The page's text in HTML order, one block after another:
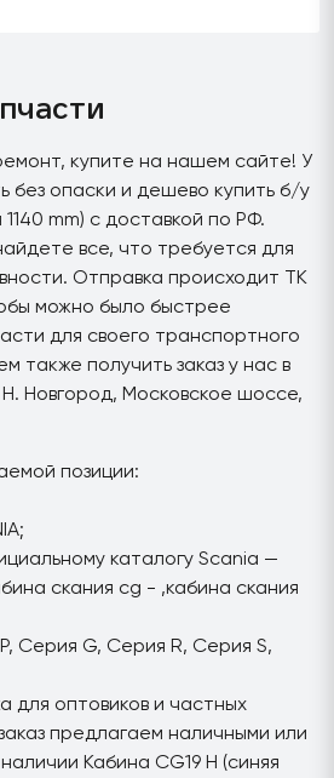
купите на нашем сайте! У
без опаски и дешево купить б/у
1140 mm) с доставкой по РФ.
все, что требуется для
Отправка происходит ТК
можно было быстрее
для своего транспортного
также получить заказ у нас в
Новгород, Московское шоссе,
позиции:
каталогу Scania —
скания cg - ,кабина скания
Серия G, Серия R, Серия S,
оптовиков и частных
предлагаем наличными или
Кабина CG19 H (синяя